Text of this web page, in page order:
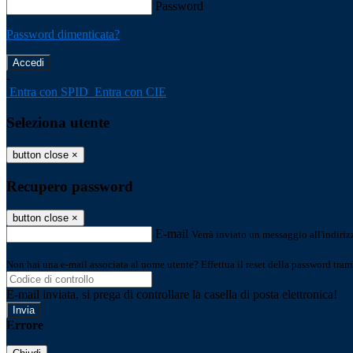
Password
Password dimenticata?
-
Entra con SPID Entra con CIE
Seleziona utente
button close ×
Recupero password
button close ×
E-mail Verrà inviato un messaggio
Non hai una e-mail associata al nome utente? Effettua il reset della password
E-mail inviata, si prega di controllare la casella di posta elettronica!
Errore